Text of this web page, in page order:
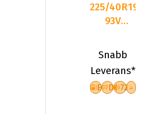
225/40R19
93V
PL02 XL
Friktion
2024
Snabb
Leverans*
E D 72